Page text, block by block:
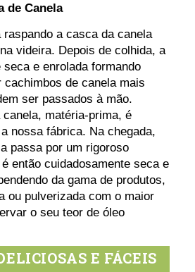
de Canela
raspando a casca da canela
videira. Depois de colhida, a
e enrolada formando
cachimbos de canela mais
ser passados ​​à mão.
matéria-prima, é
nossa fábrica. Na chegada,
passa por um rigoroso
então cuidadosamente seca e
da gama de produtos,
ou pulverizada com o maior
o seu teor de óleo
E FÁCEIS